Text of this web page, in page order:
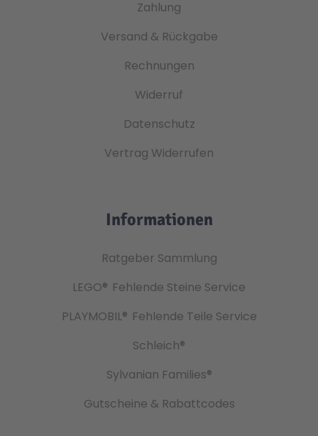
Zahlung
Versand & Rückgabe
Rechnungen
Widerruf
Datenschutz
Vertrag Widerrufen
Informationen
Ratgeber Sammlung
LEGO® Fehlende Steine Service
PLAYMOBIL® Fehlende Teile Service
Schleich®
Sylvanian Families®
Gutscheine & Rabattcodes